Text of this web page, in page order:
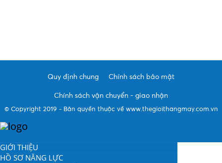
Quy định chung Chính sách bảo mật
Chính sách vận chuyển - giao nhận
© Copyright 2019 - Bản quyền thuộc về www.thegioithangmay.com.vn
GIỚI THIỆU
HỒ SƠ NĂNG LỰC